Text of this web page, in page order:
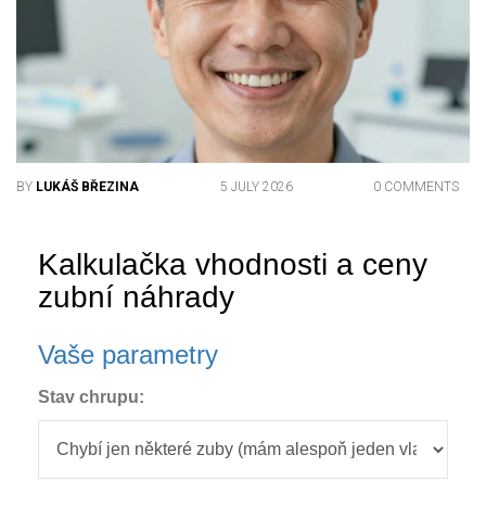
BY LUKÁŠ BŘEZINA 5 JULY 2026 0 COMMENTS
Kalkulačka vhodnosti a ceny
zubní náhrady
Vaše parametry
Stav chrupu: